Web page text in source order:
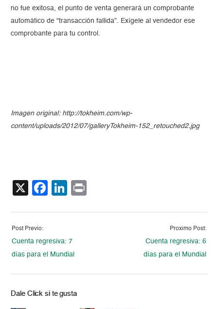
no fue exitosa, el punto de venta generará un comprobante
automático de “transacción fallida”. Exígele al vendedor ese
comprobante para tu control.
Imagen original: http://tokheim.com/wp-
content/uploads/2012/07/galleryTokheim-152_retouched2.jpg
X Facebook
LinkedIn
Post Previo:
Cuenta regresiva: 7
días para el Mundial
Proximo Post:
Cuenta regresiva: 6
días para el Mundial
Dale Click si te gusta